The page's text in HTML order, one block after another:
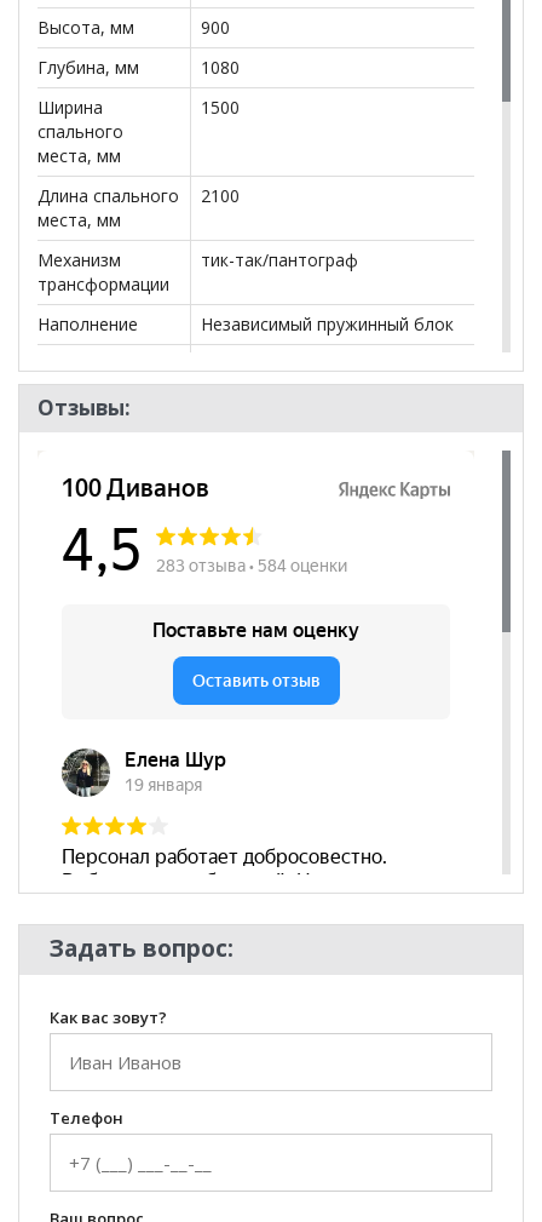
Высота, мм
900
Глубина, мм
1080
Ширина
спального
места, мм
1500
Длина спального
места, мм
2100
Механизм
трансформации
тик-так/пантограф
Наполнение
Независимый пружинный блок
Посадочных
мест
Наличие спинки
да
да
Декоративные
подушки
да
Бренд
АСМ-Элегант
Комната
Гостиная
Отзывы:
Задать вопрос:
Как вас зовут?
Телефон